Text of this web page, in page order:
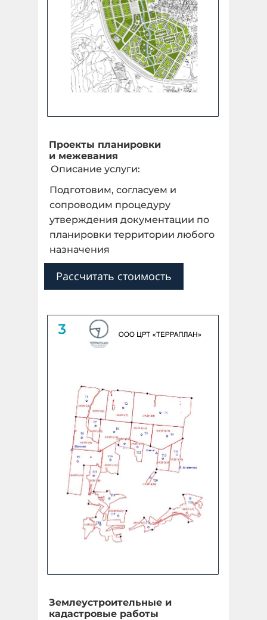
Проекты планировки
и межевания
Описание услуги:
Подготовим, согласуем и
сопроводим процедуру
утверждения документации по
планировки территории любого
назначения
Рассчитать стоимость
Землеустроительные и
кадастровые работы